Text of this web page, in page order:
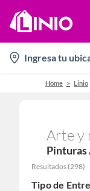
location-
icon
Ingresa tu
Home Linio
Arte y
Resultados (298)
Tipo de